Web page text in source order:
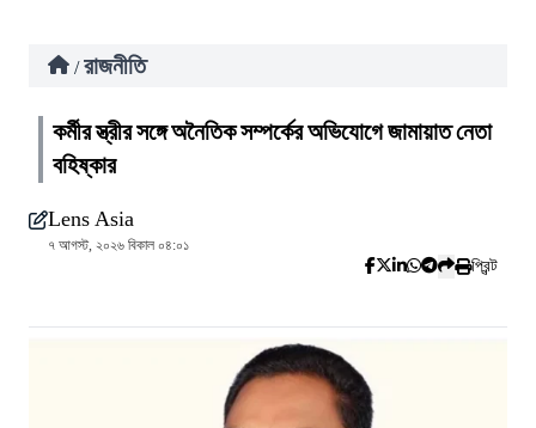
/ রাজনীতি
কর্মীর স্ত্রীর সঙ্গে অনৈতিক সম্পর্কের অভিযোগে জামায়াত নেতা
বহিষ্কার
Lens Asia
৭ আগস্ট, ২০২৬ বিকাল ০৪:০১
প্রিন্ট